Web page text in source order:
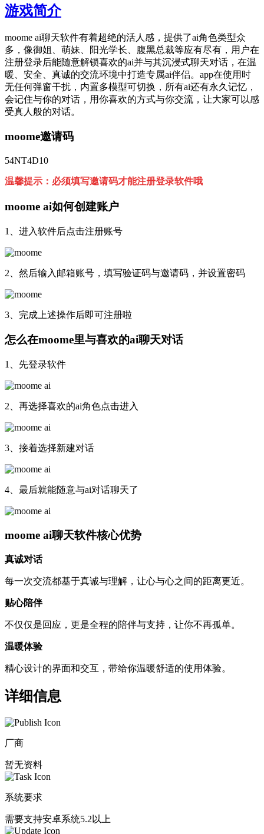
游戏简介
moome ai聊天软件有着超绝的活人感，提供了ai角色类型众
多，像御姐、萌妹、阳光学长、腹黑总裁等应有尽有，用户在
注册登录后能随意解锁喜欢的ai并与其沉浸式聊天对话，在温
暖、安全、真诚的交流环境中打造专属ai伴侣。app在使用时
无任何弹窗干扰，内置多模型可切换，所有ai还有永久记忆，
会记住与你的对话，用你喜欢的方式与你交流，让大家可以感
受真人般的对话。
moome邀请码
54NT4D10
温馨提示：必须填写邀请码才能注册登录软件哦
moome ai如何创建账户
1、进入软件后点击注册账号
2、然后输入邮箱账号，填写验证码与邀请码，并设置密码
3、完成上述操作后即可注册啦
怎么在moome里与喜欢的ai聊天对话
1、先登录软件
2、再选择喜欢的ai角色点击进入
3、接着选择新建对话
4、最后就能随意与ai对话聊天了
moome ai聊天软件核心优势
真诚对话
每一次交流都基于真诚与理解，让心与心之间的距离更近。
贴心陪伴
不仅仅是回应，更是全程的陪伴与支持，让你不再孤单。
温暖体验
精心设计的界面和交互，带给你温暖舒适的使用体验。
详细信息
厂商
暂无资料
系统要求
需要支持安卓系统5.2以上